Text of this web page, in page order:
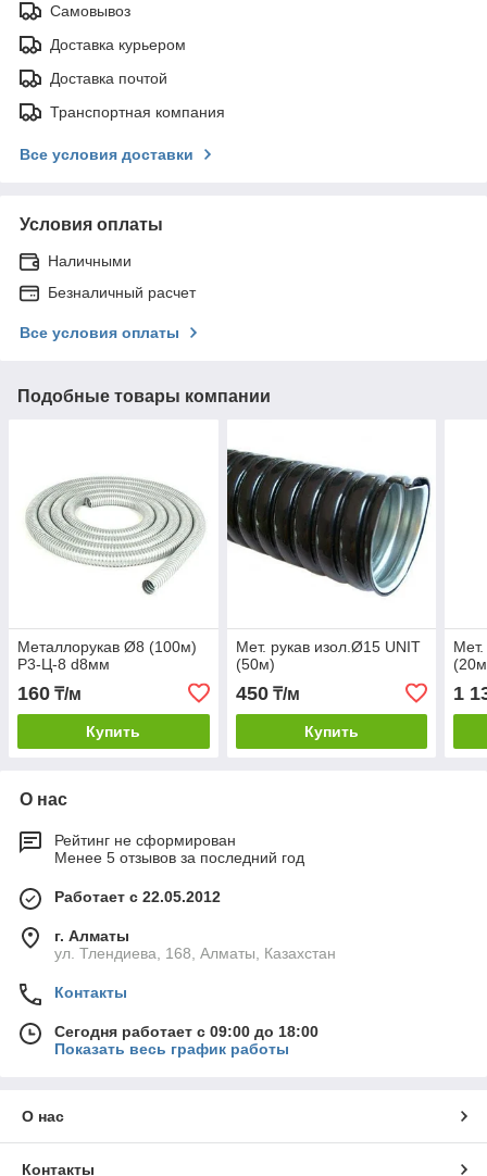
Самовывоз
Доставка курьером
Доставка почтой
Транспортная компания
Все условия доставки
Условия оплаты
Наличными
Безналичный расчет
Все условия оплаты
Подобные товары компании
Металлорукав Ø8 (100м)
Р3-Ц-8 d8мм
160 ₸/м
Купить
Мет. рукав изол.Ø15 UNIT
(50м)
450₸/м
Купить
1
О нас
Рейтинг не сформирован
Менее 5 отзывов за последний год
Работает с 22.05.2012
г. Алматы
ул. Тлендиева, 168, Алматы, Казахстан
Контакты
Сегодня работает с 09:00 до 18:00
Показать весь график работы
О нас
Контакты